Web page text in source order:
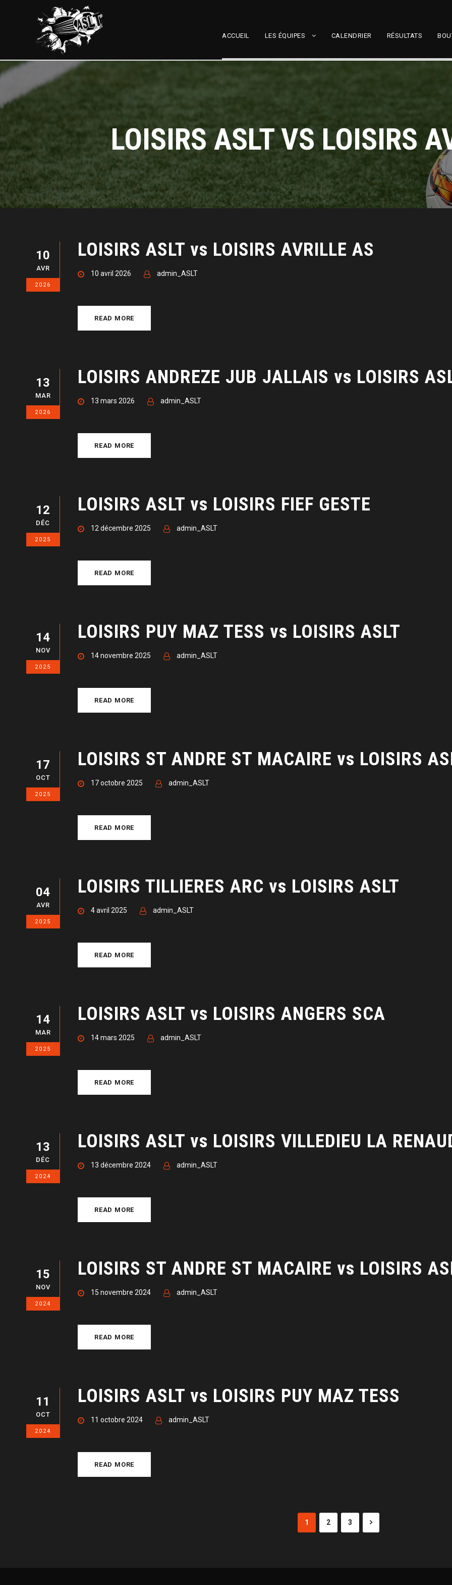
ACCUEIL LES ÉQUIPES CALENDRIER RÉSULTATS
LOISIRS ASLT VS LOISIRS
10
AVR
2026
LOISIRS ASLT vs LOISIRS AVRILLE AS
10 avril 2026 admin_ASLT
READ MORE
13
MAR
2026
LOISIRS ANDREZE JUB JALLAIS vs LOISIRS
13 mars 2026 admin_ASLT
READ MORE
12
DÉC
2025
LOISIRS ASLT vs LOISIRS FIEF GESTE
12 décembre 2025 admin_ASLT
READ MORE
14
NOV
2025
LOISIRS PUY MAZ TESS vs LOISIRS ASLT
14 novembre 2025 admin_ASLT
READ MORE
17
OCT
2025
LOISIRS ST ANDRE ST MACAIRE vs LOISIRS
17 octobre 2025 admin_ASLT
READ MORE
04
AVR
2025
LOISIRS TILLIERES ARC vs LOISIRS ASLT
4 avril 2025 admin_ASLT
READ MORE
14
MAR
2025
LOISIRS ASLT vs LOISIRS ANGERS SCA
14 mars 2025 admin_ASLT
READ MORE
13
DÉC
2024
LOISIRS ASLT vs LOISIRS VILLEDIEU LA
13 décembre 2024 admin_ASLT
READ MORE
15
NOV
2024
LOISIRS ST ANDRE ST MACAIRE vs LOISIRS
15 novembre 2024 admin_ASLT
READ MORE
11
OCT
2024
LOISIRS ASLT vs LOISIRS PUY MAZ TESS
11 octobre 2024 admin_ASLT
READ MORE
1 2 3